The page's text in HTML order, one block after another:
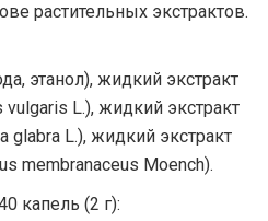
растительных экстрактов.
этанол), жидкий экстракт
L.), жидкий экстракт
glabra L.), жидкий экстракт
membranaceus Moench).
капель (2 г):